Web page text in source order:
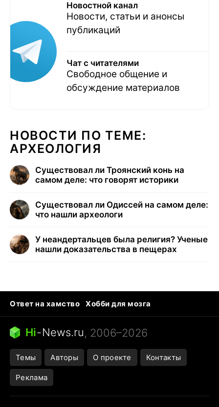
Новостной канал
Новости, статьи и анонсы
публикаций
Чат с читателями
Свободное общение и
обсуждение материалов
НОВОСТИ ПО ТЕМЕ:
АРХЕОЛОГИЯ
Существовал ли Троянский конь на
самом деле: что говорят историки
Существовал ли Одиссей на самом деле:
что нашли археологи
У неандертальцев была религия? Ученые
нашли доказательства в пещерах
Ответ на хамство
Хобби для мозга
Бензин 100 и 95
Тунцы в океанариуме
Следующая пандемия
Hi-News.ru, 2006–2026
Темы Авторы О проекте Контакты
Реклама